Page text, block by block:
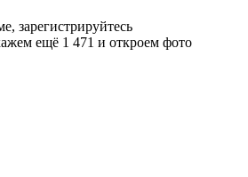
зарегистрируйтесь
ещё 1 471 и откроем фото